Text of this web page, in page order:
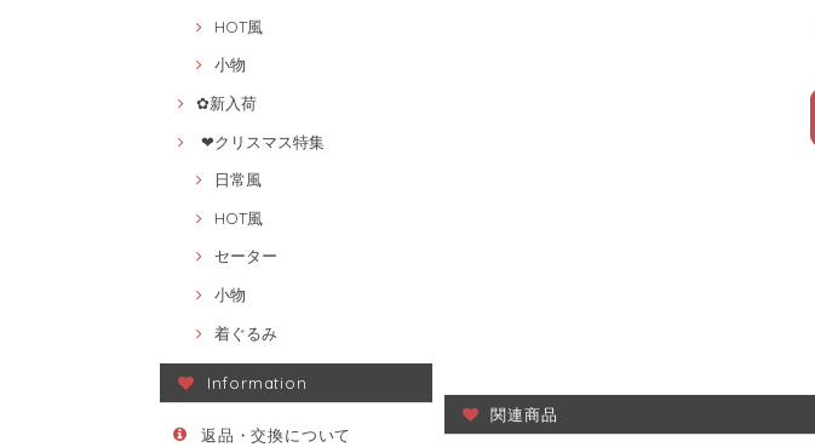
HOT風
小物
✿新入荷
❤クリスマス特集
日常風
HOT風
セーター
小物
着ぐるみ
Information
返品・交換について
関連商品